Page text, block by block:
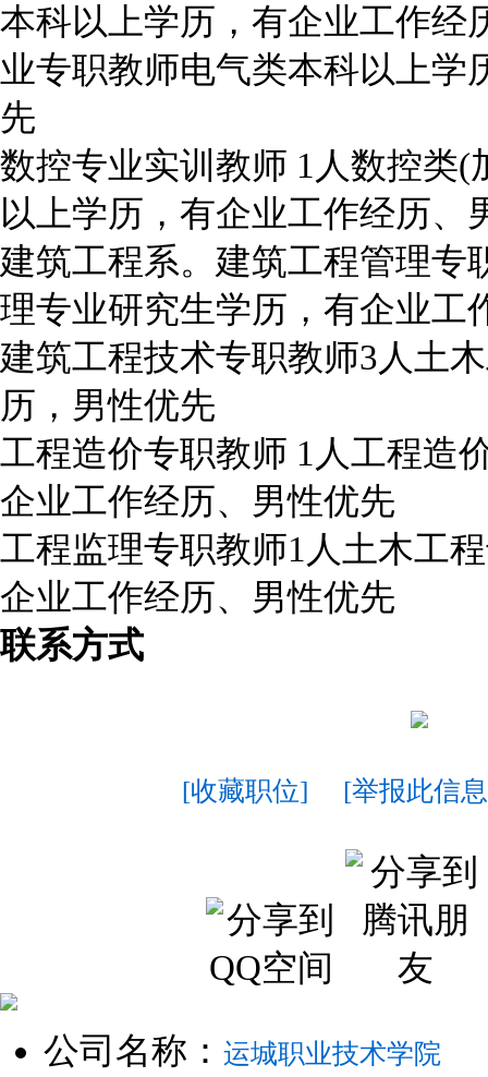
本科以上学历，有企业工作经
业专职教师电气类本科以上学
先
数控专业实训教师 1人数控类(
以上学历，有企业工作经历、
建筑工程系。建筑工程管理专
理专业研究生学历，有企业工
建筑工程技术专职教师3人土
历，男性优先
工程造价专职教师 1人工程造
企业工作经历、男性优先
工程监理专职教师1人土木工
企业工作经历、男性优先
联系方式
[收藏职位] [举报此信
公司名称： 运城职业技术学院